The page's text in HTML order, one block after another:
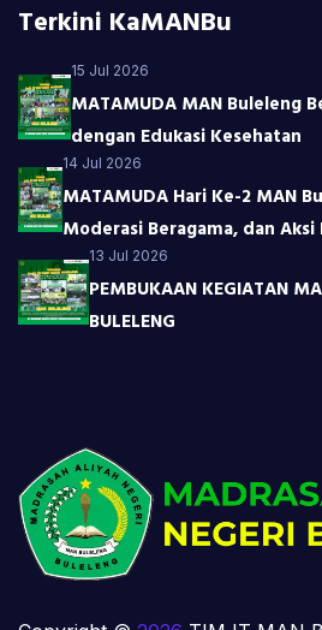
Terkini KaMANBu
15 Jul 2026
MATAMUDA MAN Buleleng
dengan Edukasi Kesehatan
14 Jul 2026
MATAMUDA Hari Ke-2 MAN
Moderasi Beragama, dan Aksi
13 Jul 2026
PEMBUKAAN KEGIATAN
BULELENG